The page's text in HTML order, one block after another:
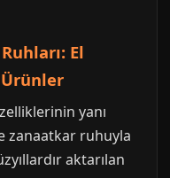
El
Ürünler
yanı
zanaatkar ruhuyla
aktarılan